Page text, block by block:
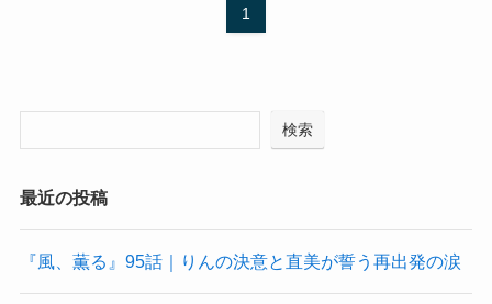
1
検索
最近の投稿
『風、薫る』95話｜りんの決意と直美が誓う再出発の涙